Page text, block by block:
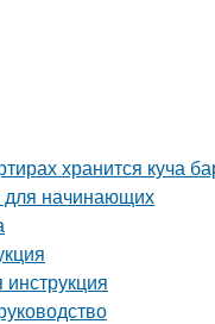
хранится куча
для начинающих